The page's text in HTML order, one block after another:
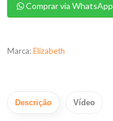
Comprar via WhatsApp
Marca:Elizabeth
Descrição Vídeo